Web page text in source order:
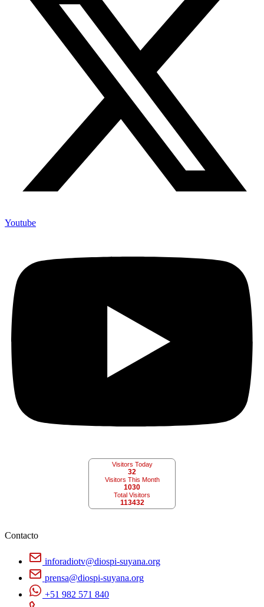
Youtube
Visitors Today
32
Visitors This Month
1030
Total Visitors
113432
Contacto
inforadiotv@diospi-suyana.org
prensa@diospi-suyana.org
+51 982 571 840